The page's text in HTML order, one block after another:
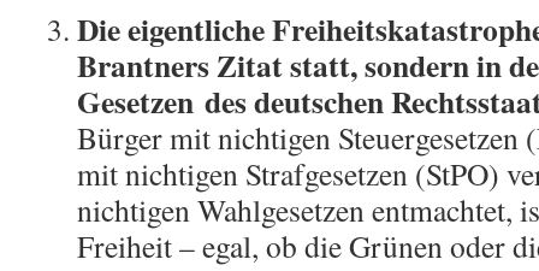
Die eigentliche
Brantners Zitat statt, sondern in
Gesetzen des deutschen
Bürger mit nichtigen Steuergesetzen
mit nichtigen Strafgesetzen (StPO)
nichtigen Wahlgesetzen entmachtet,
Freiheit – egal, ob die Grünen oder